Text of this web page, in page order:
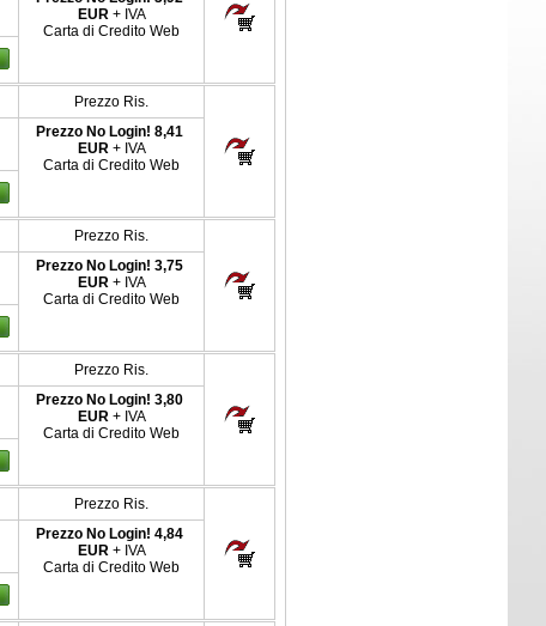
EUR + IVA
Carta di Credito Web
Prezzo Ris.
Prezzo No Login! 8,41
EUR + IVA
Carta di Credito Web
Prezzo Ris.
Prezzo No Login! 3,75
EUR + IVA
Carta di Credito Web
Prezzo Ris.
Prezzo No Login! 3,80
EUR + IVA
Carta di Credito Web
Prezzo Ris.
Prezzo No Login! 4,84
EUR + IVA
Carta di Credito Web